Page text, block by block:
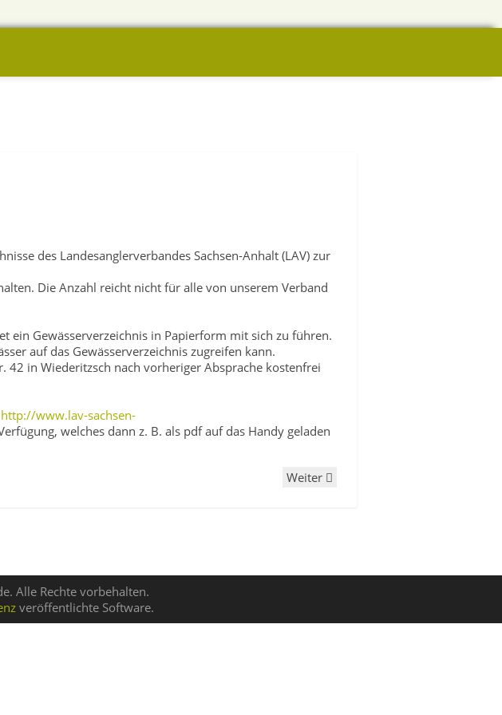
des Landesanglerverbandes Sachsen-Anhalt (LAV) zur
Die Anzahl reicht nicht für alle von unserem Verband
ein Gewässerverzeichnis in Papierform mit sich zu führen.
auf das Gewässerverzeichnis zugreifen kann.
42 in Wiederitzsch nach vorheriger Absprache kostenfrei
http://www.lav-sachsen-
welches dann z. B. als pdf auf das Handy geladen
Weiter
Alle Rechte vorbehalten.
veröffentlichte Software.